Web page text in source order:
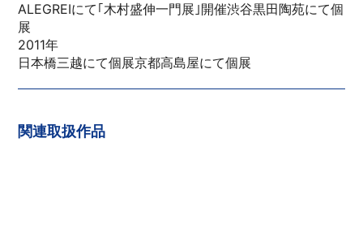
ALEGREIにて｢木村盛伸一門展｣開催渋谷黒田陶苑にて個
展
2011年
日本橋三越にて個展京都高島屋にて個展
関連取扱作品